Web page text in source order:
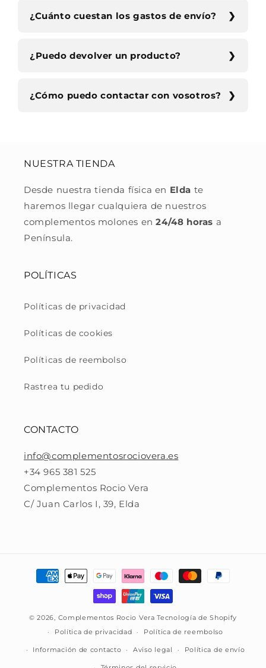
¿Cuánto cuestan los gastos de envío?
¿Puedo devolver un producto?
¿Cómo puedo contactar con vosotros?
NUESTRA TIENDA
Desde nuestra tienda física en Elda te
haremos llegar cualquiera de nuestros
complementos molones en24/48 horas a
Península.
POLÍTICAS
Políticas de privacidad
Políticas de cookies
Políticas de reembolso
Rastrea tu pedido
CONTACTO
info@complementosrociovera.es
+34 965 381 525
Complementos Rocio Vera
C/ Juan Carlos I, 39, Elda
Formas
© 2026, Complementos Rocio Vera Tecnología de Shopify
Política de privacidad
Política de reembolso
Información de contacto Aviso legal Política de envío